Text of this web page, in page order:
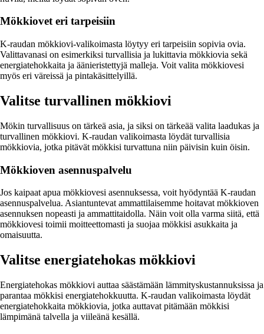
Mökkiovet eri tarpeisiin
K-raudan mökkiovi-valikoimasta löytyy eri tarpeisiin sopivia ovia.
Valittavanasi on esimerkiksi turvallisia ja lukittavia mökkiovia sekä
energiatehokkaita ja äänieristettyjä malleja. Voit valita mökkiovesi
myös eri väreissä ja pintakäsittelyillä.
Valitse turvallinen mökkiovi
Mökin turvallisuus on tärkeä asia, ja siksi on tärkeää valita laadukas ja
turvallinen mökkiovi. K-raudan valikoimasta löydät turvallisia
mökkiovia, jotka pitävät mökkisi turvattuna niin päivisin kuin öisin.
Mökkioven asennuspalvelu
Jos kaipaat apua mökkiovesi asennuksessa, voit hyödyntää K-raudan
asennuspalvelua. Asiantuntevat ammattilaisemme hoitavat mökkioven
asennuksen nopeasti ja ammattitaidolla. Näin voit olla varma siitä, että
mökkiovesi toimii moitteettomasti ja suojaa mökkisi asukkaita ja
omaisuutta.
Valitse energiatehokas mökkiovi
Energiatehokas mökkiovi auttaa säästämään lämmityskustannuksissa ja
parantaa mökkisi energiatehokkuutta. K-raudan valikoimasta löydät
energiatehokkaita mökkiovia, jotka auttavat pitämään mökkisi
lämpimänä talvella ja viileänä kesällä.